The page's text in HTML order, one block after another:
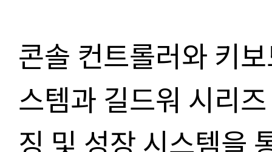
콘솔 컨트롤러와 키
스템과 길드워 시리
징 및 성장 시스템을